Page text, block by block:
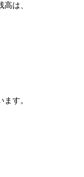
は、
す。